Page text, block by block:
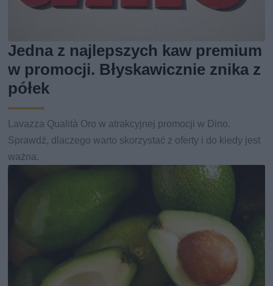
Jedna z najlepszych kaw premium
w promocji. Błyskawicznie znika z
półek
Lavazza Qualità Oro w atrakcyjnej promocji w Dino.
Sprawdź, dlaczego warto skorzystać z oferty i do kiedy jest
ważna.